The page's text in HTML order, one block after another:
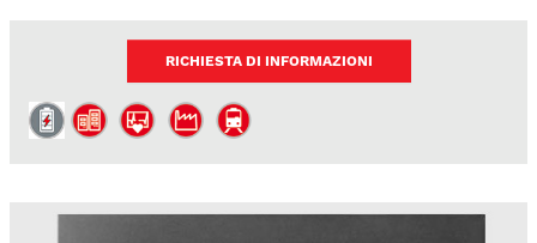
RICHIESTA DI INFORMAZIONI